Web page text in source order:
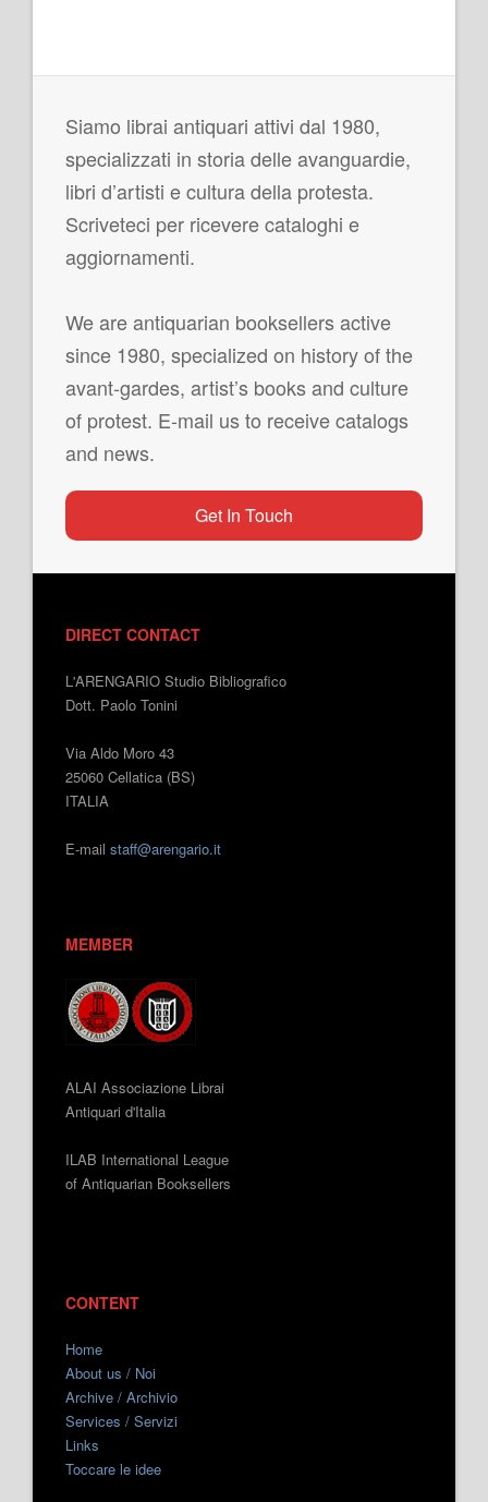
Siamo librai antiquari attivi dal 1980,
specializzati in storia delle avanguardie,
libri d’artisti e cultura della protesta.
Scriveteci per ricevere cataloghi e
aggiornamenti.
We are antiquarian booksellers active
since 1980, specialized on history of the
avant-gardes, artist’s books and culture
of protest. E-mail us to receive catalogs
and news.
Get In Touch
DIRECT CONTACT
L'ARENGARIO Studio Bibliografico
Dott. Paolo Tonini
Via Aldo Moro 43
25060 Cellatica (BS)
ITALIA
E-mail staff@arengario.it
MEMBER
ALAI Associazione Librai
Antiquari d'Italia
ILAB International League
of Antiquarian Booksellers
CONTENT
Home
About us / Noi
Archive / Archivio
Services / Servizi
Links
Toccare le idee